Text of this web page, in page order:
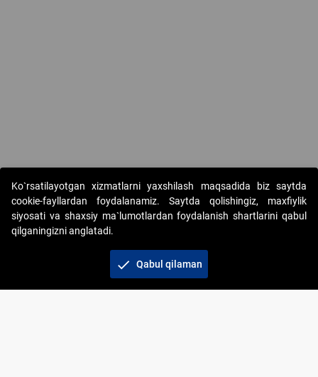
Copyright © 2017-2026. "Elektron onlayn-auksionlarni
tashkil etish" AJ. Barcha huquqlar himoyalangan
Ko`rsatilayotgan xizmatlarni yaxshilash maqsadida biz saytda
cookie-fayllardan foydalanamiz. Saytda qolishingiz, maxfiylik
siyosati va shaxsiy ma`lumotlardan foydalanish shartlarini qabul
qilganingizni anglatadi.
check Qabul qilaman